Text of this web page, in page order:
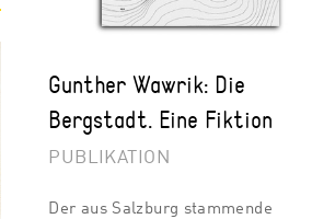
Gunther Wawrik: Die
Bergstadt. Eine Fiktion
PUBLIKATION
Der aus Salzburg stammende